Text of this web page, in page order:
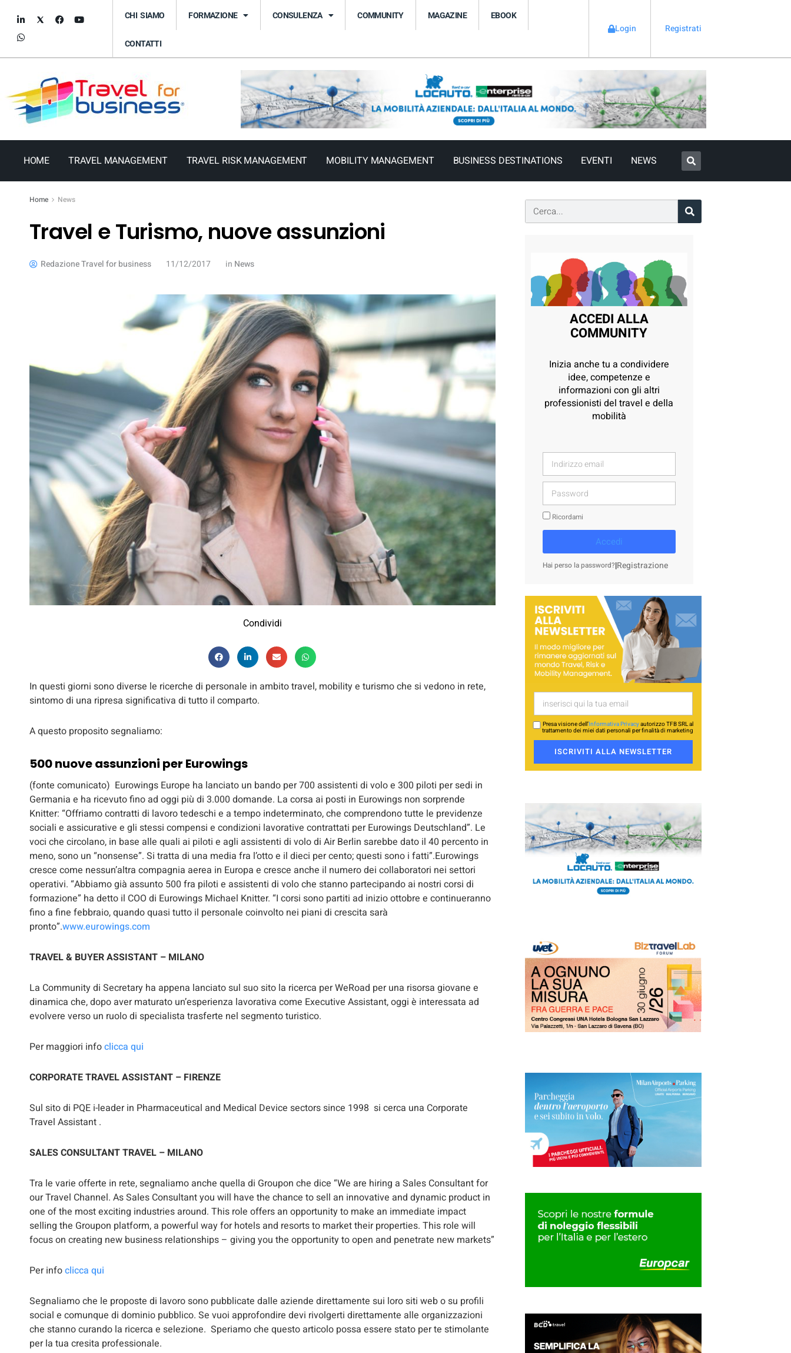
CHI SIAMO FORMAZIONE CONSULENZA COMMUNITY MAGAZINE EBOOK
CONTATTI
Login Registrati
HOME TRAVEL MANAGEMENT TRAVEL RISK MANAGEMENT MOBILITY MANAGEMENT BUSINESS DESTINATIONS EVENTI NEWS
Home News
Travel e Turismo, nuove assunzioni
Redazione Travel for business 11/12/2017 in News
Condividi
In questi giorni sono diverse le ricerche di personale in ambito travel, mobility e turismo che si vedono in rete,
sintomo di una ripresa significativa di tutto il comparto.
A questo proposito segnaliamo:
500 nuove assunzioni per Eurowings
(fonte comunicato) Eurowings Europe ha lanciato un bando per 700 assistenti di volo e 300 piloti per sedi in
Germania e ha ricevuto fino ad oggi più di 3.000 domande. La corsa ai posti in Eurowings non sorprende
Knitter: “Offriamo contratti di lavoro tedeschi e a tempo indeterminato, che comprendono tutte le previdenze
sociali e assicurative e gli stessi compensi e condizioni lavorative contrattati per Eurowings Deutschland”. Le
voci che circolano, in base alle quali ai piloti e agli assistenti di volo di Air Berlin sarebbe dato il 40 percento in
meno, sono un “nonsense”. Si tratta di una media fra l’otto e il dieci per cento; questi sono i fatti”.Eurowings
cresce come nessun’altra compagnia aerea in Europa e cresce anche il numero dei collaboratori nei settori
operativi. “Abbiamo già assunto 500 fra piloti e assistenti di volo che stanno partecipando ai nostri corsi di
formazione” ha detto il COO di Eurowings Michael Knitter. “I corsi sono partiti ad inizio ottobre e continueranno
fino a fine febbraio, quando quasi tutto il personale coinvolto nei piani di crescita sarà
pronto”.www.eurowings.com
TRAVEL & BUYER ASSISTANT – MILANO
La Community di Secretary ha appena lanciato sul suo sito la ricerca per WeRoad per una risorsa giovane e
dinamica che, dopo aver maturato un’esperienza lavorativa come Executive Assistant, oggi è interessata ad
evolvere verso un ruolo di specialista trasferte nel segmento turistico.
Per maggiori infoclicca qui
CORPORATE TRAVEL ASSISTANT – FIRENZE
Sul sito di PQE i-leader in Pharmaceutical and Medical Device sectors since 1998 si cerca una Corporate
Travel Assistant .
SALES CONSULTANT TRAVEL – MILANO
Tra le varie offerte in rete, segnaliamo anche quella di Groupon che dice “We are hiring a Sales Consultant for
our Travel Channel. As Sales Consultant you will have the chance to sell an innovative and dynamic product in
one of the most exciting industries around. This role offers an opportunity to make an immediate impact
selling the Groupon platform, a powerful way for hotels and resorts to market their properties. This role will
focus on creating new business relationships – giving you the opportunity to open and penetrate new markets”
Per infoclicca qui
Segnaliamo che le proposte di lavoro sono pubblicate dalle aziende direttamente sui loro siti web o su profili
social e comunque di dominio pubblico. Se vuoi approfondire devi rivolgerti direttamente alle organizzazioni
che stanno curando la ricerca e selezione. Speriamo che questo articolo possa essere stato per te stimolante
per la tua cresita professionale.
ACCEDI ALLA
COMMUNITY
Inizia anche tu a condividere
idee, competenze e
informazioni con gli altri
professionisti del travel e della
mobilità
Ricordami
Accedi
Hai perso la password?|Registrazione
Presa visione dell’Informativa Privacyautorizzo TFB SRL al
trattamento dei miei dati personali per finalità di marketing
ISCRIVITI ALLA NEWSLETTER